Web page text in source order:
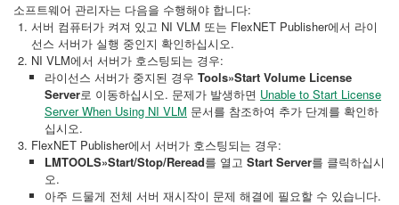
소프트웨어 관리자는 다음을 수행해야 합니다:
서버 컴퓨터가 켜져 있고 NI VLM 또는 FlexNET Publisher에서 라이
선스 서버가 실행 중인지 확인하십시오.
NI VLM에서 서버가 호스팅되는 경우:
라이선스 서버가 중지된 경우 Tools»Start Volume License
Server로 이동하십시오. 문제가 발생하면 Unable to Start License
Server When Using NI VLM 문서를 참조하여 추가 단계를 확인하
십시오.
FlexNET Publisher에서 서버가 호스팅되는 경우:
LMTOOLS»Start/Stop/Reread를 열고 Start Server를 클릭하십시
오.
아주 드물게 전체 서버 재시작이 문제 해결에 필요할 수 있습니다.